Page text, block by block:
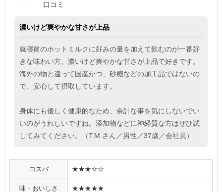
口コミ
濃いけど爽やかな甘さが上品
就寝前のホットミルクに好みの量を加えて飲むのが一番好
きな味わい方。濃いけど爽やかな甘さが上品で好きです。
海外の物と違って国産かつ、砂糖などの加工品ではないの
で、安心して摂取しています。
身体にも優しく健康的なため、余計な事を気にしないでい
いのがうれしいですね。添加物などに神経質な方はぜひ試
してみてください。（T.M.さん／男性／37歳／会社員）
コスパ ★★★☆☆
味・おいしさ ★★★★★